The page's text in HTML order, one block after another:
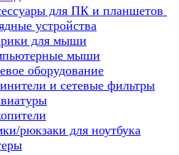
для ПК и планшетов
устройства
для мыши
мыши
оборудование
и сетевые фильтры
рюкзаки для ноутбука